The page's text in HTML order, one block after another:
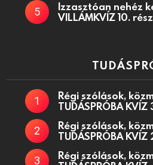
Izzasztóan nehéz
VILLÁMKVÍZ 10. rész
Régi szólások,
TUDÁSPRÓBA KVÍZ
Régi szólások,
TUDÁSPRÓBA KVÍZ
Régi szólások,